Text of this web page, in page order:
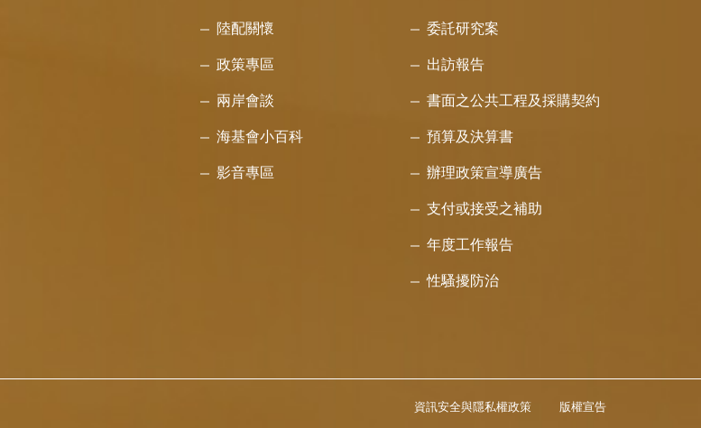
陸配關懷
政策專區
兩岸會談
海基會小百科
影音專區
委託研究案
出訪報告
書面之公共工程及採購契約
預算及決算書
辦理政策宣導廣告
支付或接受之補助
年度工作報告
性騷擾防治
資訊安全與隱私權政策 版權宣告